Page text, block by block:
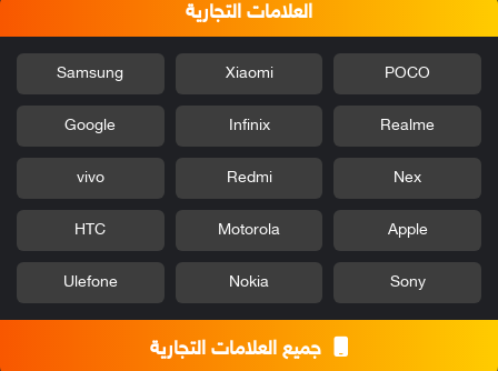
العلامات التجارية
POCO
Xiaomi
Samsung
Realme
Infinix
Google
Nex
Redmi
vivo
Apple
Motorola
HTC
Sony
Nokia
Ulefone
جميع العلامات التجارية